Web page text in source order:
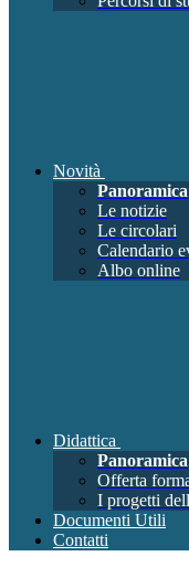
Novità
Panoramica
Le notizie
Le circolari
Calendario
Albo online
Didattica
Panoramica
Offerta
I progetti
Documenti Utili
Contatti